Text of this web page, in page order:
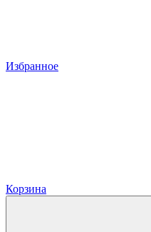
Избранное
Корзина